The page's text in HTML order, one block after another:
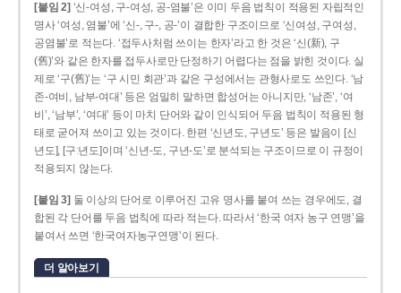
[붙임 2] ‘신-여성, 구-여성, 공-염불’은 이미 두음 법칙이 적용된 자립적인
명사 ‘여성, 염불’에 ‘신-, 구-, 공-’이 결합한 구조이므로 ‘신여성, 구여성,
공염불’로 적는다. ‘접두사처럼 쓰이는 한자’라고 한 것은 ‘신(新), 구
(舊)’와 같은 한자를 접두사로만 단정하기 어렵다는 점을 밝힌 것이다. 실
제로 ‘구(舊)’는 ‘구 시민 회관’과 같은 구성에서는 관형사로도 쓰인다. ‘남
존­-여비, 남부-­여대’ 등은 엄밀히 말하면 합성어는 아니지만, ‘남존’, ‘여
비’, ‘남부’, ‘여대’ 등이 마치 단어와 같이 인식되어 두음 법칙이 적용된 형
태로 굳어져 쓰이고 있는 것이다. 한편 ‘신년도, 구년도’ 등은 발음이 [신
년도], [구ː년도]이며 ‘신년­-도, 구년-­도’로 분석되는 구조이므로 이 규정이
적용되지 않는다.
[붙임 3] 둘 이상의 단어로 이루어진 고유 명사를 붙여 쓰는 경우에도, 결
합된 각 단어를 두음 법칙에 따라 적는다. 따라서 ‘한국 여자 농구 연맹’을
붙여서 쓰면 ‘한국여자농구연맹’이 된다.
더 알아보기